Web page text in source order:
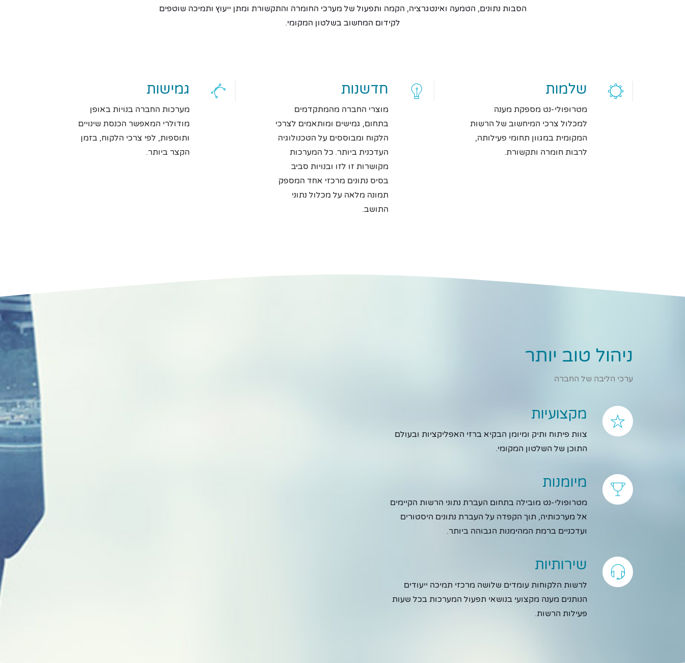
הסבות נתונים, הטמעה ואינטגרציה, הקמה ותפעול של מערכי החומרה והתקשורת ומתן ייעוץ ותמיכה שוטפים
לקידום המחשוב בשלטון המקומי.
שלמות
מטרופולי-נט מספקת מענה
למכלול צרכי המיחשוב של הרשות
המקומית במגוון תחומי פעילותה,
לרבות חומרה ותקשורת.
חדשנות
מוצרי החברה מהמתקדמים
בתחום, גמישים ומותאמים לצרכי
הלקוח ומבוססים על הטכנולוגיה
העדכנית ביותר. כל המערכות
מקושרות זו לזו ובנויות סביב
בסיס נתונים מרכזי אחד המספק
תמונה מלאה על מכלול נתוני
התושב.
גמישות
מערכות החברה בנויות באופן
מודולרי המאפשר הכנסת שינויים
ותוספות, לפי צרכי הלקוח, בזמן
הקצר ביותר.
ניהול טוב יותר
ערכי הליבה של החברה
מקצועיות
צוות פיתוח ותיק ומיומן הבקיא ברזי האפליקציות ובעולם
התוכן של השלטון המקומי.
מיומנות
מטרופולי-נט מובילה בתחום העברת נתוני הרשות הקיימים
אל מערכותיה, תוך הקפדה על העברת נתונים היסטורים
ועדכניים ברמת המהימנות הגבוהה ביותר.
שירותיות
לרשות הלקוחות עומדים שלושה מרכזי תמיכה ייעודים
הנותנים מענה מקצועי בנושאי תפעול המערכות בכל שעות
פעילות הרשות.